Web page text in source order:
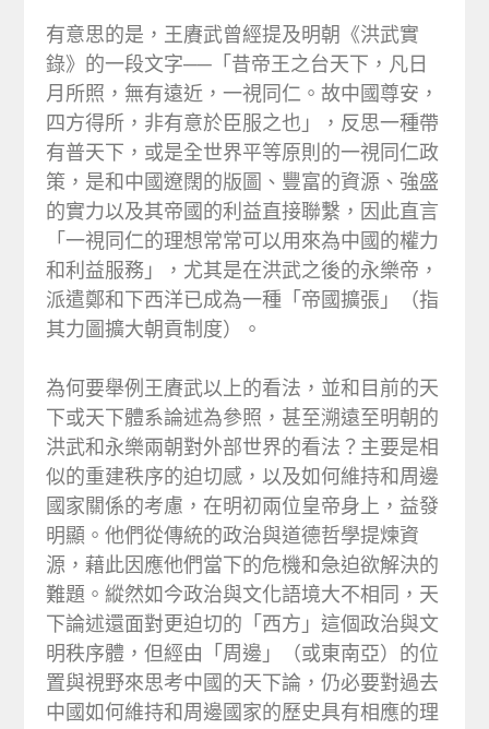
有意思的是，王賡武曾經提及明朝《洪武實
錄》的一段文字──「昔帝王之台天下，凡日
月所照，無有遠近，一視同仁。故中國尊安，
四方得所，非有意於臣服之也」，反思一種帶
有普天下，或是全世界平等原則的一視同仁政
策，是和中國遼闊的版圖、豐富的資源、強盛
的實力以及其帝國的利益直接聯繫，因此直言
「一視同仁的理想常常可以用來為中國的權力
和利益服務」，尤其是在洪武之後的永樂帝，
派遣鄭和下西洋已成為一種「帝國擴張」（指
其力圖擴大朝貢制度）。
為何要舉例王賡武以上的看法，並和目前的天
下或天下體系論述為參照，甚至溯遠至明朝的
洪武和永樂兩朝對外部世界的看法？主要是相
似的重建秩序的迫切感，以及如何維持和周邊
國家關係的考慮，在明初兩位皇帝身上，益發
明顯。他們從傳統的政治與道德哲學提煉資
源，藉此因應他們當下的危機和急迫欲解決的
難題。縱然如今政治與文化語境大不相同，天
下論述還面對更迫切的「西方」這個政治與文
明秩序體，但經由「周邊」（或東南亞）的位
置與視野來思考中國的天下論，仍必要對過去
中國如何維持和周邊國家的歷史具有相應的理